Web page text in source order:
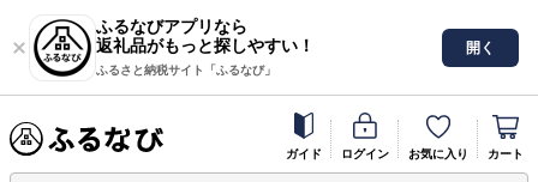
ふるなびアプリなら
返礼品がもっと探しやすい！
ふるさと納税サイト「ふるなび」
開く
ガイド ログイン お気に入り カート